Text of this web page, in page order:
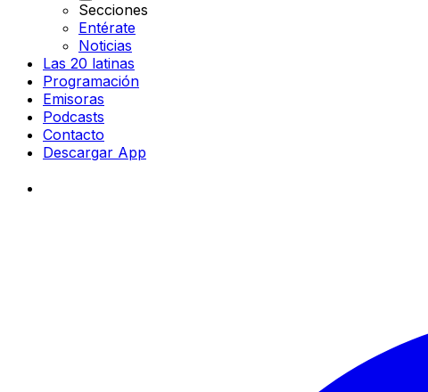
Secciones
Entérate
Noticias
Las 20 latinas
Programación
Emisoras
Podcasts
Contacto
Descargar App